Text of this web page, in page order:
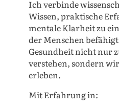
Ich verbinde
Wissen, praktische
mentale Klarheit zu
der Menschen
Gesundheit nicht nur
verstehen, sondern
erleben.
Mit Erfahrung in: